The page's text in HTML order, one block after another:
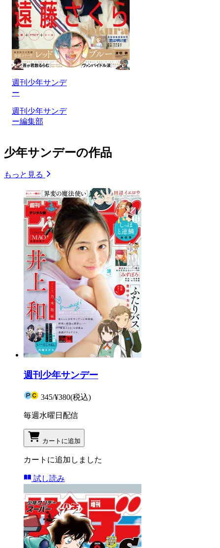
週刊少年サンデ
ー
週刊少年サンデ
ー編集部
少年サンデーの作品
もっと見る
週刊少年サンデー
345/¥380(税込)
毎週水曜日配信
カートに追加
カートに追加しました
試し読み